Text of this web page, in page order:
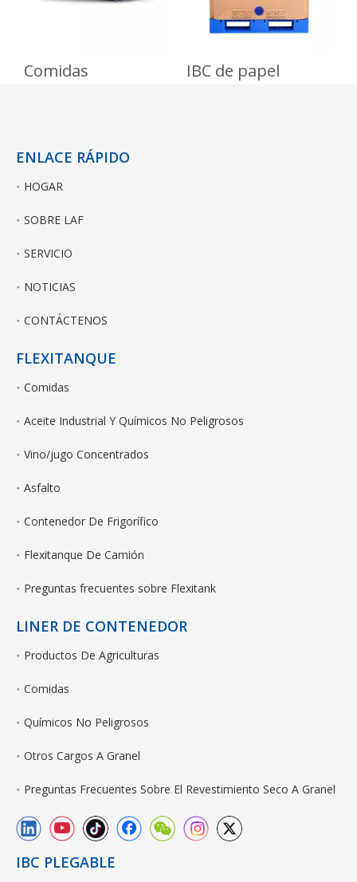
Comidas IBC de papel
ENLACE RÁPIDO
HOGAR
SOBRE LAF
SERVICIO
NOTICIAS
CONTÁCTENOS
FLEXITANQUE
Comidas
Aceite Industrial Y Químicos No Peligrosos
Vino/jugo Concentrados
Asfalto
Contenedor De Frigorífico
Flexitanque De Camión
Preguntas frecuentes sobre Flexitank
LINER DE CONTENEDOR
Productos De Agriculturas
Comidas
Químicos No Peligrosos
Otros Cargos A Granel
Preguntas Frecuentes Sobre El Revestimiento Seco A Granel
IBC PLEGABLE